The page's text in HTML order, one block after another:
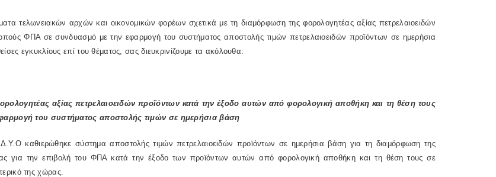
τελωνειακών αρχών και οικονομικών φορέων σχετικά με τη διαμόρφωση της φορολογητέας αξίας πετρελαιοειδών
ΦΠΑ σε συνδυασμό με την εφαρμογή του συστήματος αποστολής τιμών πετρελαιοειδών προϊόντων σε ημερήσια
εγκυκλίους επί του θέματος, σας διευκρινίζουμε τα ακόλουθα:
αξίας πετρελαιοειδών προϊόντων κατά την έξοδο αυτών από φορολογική αποθήκη και τη θέση τους
του συστήματος αποστολής τιμών σε ημερήσια βάση
Δ.Υ.Ο καθιερώθηκε σύστημα αποστολής τιμών πετρελαιοειδών προϊόντων σε ημερήσια βάση για τη διαμόρφωση της
για την επιβολή του ΦΠΑ κατά την έξοδο των προϊόντων αυτών από φορολογική αποθήκη και τη θέση τους σε
της χώρας.